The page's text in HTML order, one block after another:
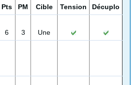
Pts PM Cible Tension Décuplo
6 3 Une